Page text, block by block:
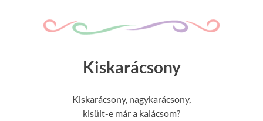
Kiskarácsony
Kiskarácsony, nagykarácsony,
kisült-e már a kalácsom?